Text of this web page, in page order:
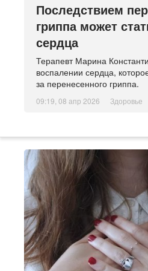
Последствием
гриппа может
сердца
Терапевт Марина
воспалении сердца,
за перенесенного гриппа.
09:19, 08 апр 2026 Здоровье